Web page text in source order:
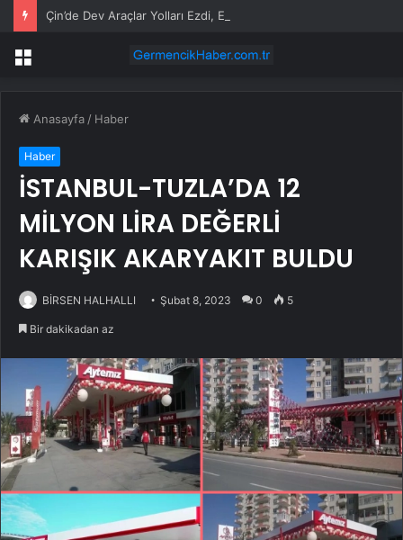
Menü
Anasayfa / Haber
Haber
İSTANBUL-TUZLA’DA 12
MİLYON LİRA DEĞERLİ
KARIŞIK AKARYAKIT BULDU
BİRSEN HALHALLI Şubat 8, 2023 0 5
Bir dakikadan az